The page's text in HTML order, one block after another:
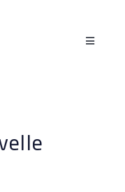
Toggle